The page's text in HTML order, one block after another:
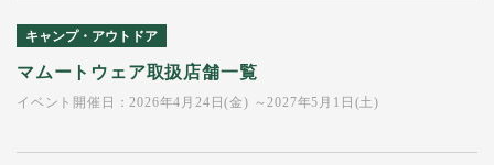
キャンプ・アウトドア
マムートウェア取扱店舗一覧
イベント開催日：2026年4月24日(金) ～2027年5月1日(土)